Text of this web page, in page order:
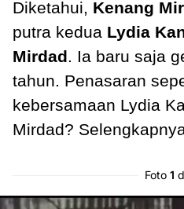
Diketahui, Kenang
putra kedua Lydia
Mirdad. Ia baru saja
tahun. Penasaran
kebersamaan Lydia
Mirdad?
Foto 1